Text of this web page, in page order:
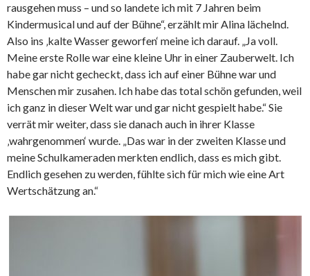
rausgehen muss – und so landete ich mit 7 Jahren beim
Kindermusical und auf der Bühne“, erzählt mir Alina lächelnd.
Also ins ‚kalte Wasser geworfen‘ meine ich darauf. „Ja voll.
Meine erste Rolle war eine kleine Uhr in einer Zauberwelt. Ich
habe gar nicht gecheckt, dass ich auf einer Bühne war und
Menschen mir zusahen. Ich habe das total schön gefunden, weil
ich ganz in dieser Welt war und gar nicht gespielt habe.“ Sie
verrät mir weiter, dass sie danach auch in ihrer Klasse
‚wahrgenommen‘ wurde. „Das war in der zweiten Klasse und
meine Schulkameraden merkten endlich, dass es mich gibt.
Endlich gesehen zu werden, fühlte sich für mich wie eine Art
Wertschätzung an.“